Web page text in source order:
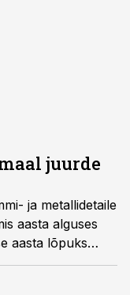
juurde
aasta alguses